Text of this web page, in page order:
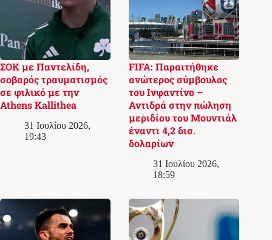
ΣΟΚ με Παντελίδη,
σοβαρός τραυματισμός
σε φιλικό με την
Athens Kallithea
31 Ιουλίου 2026,
19:43
FIFA: Παραιτήθηκε
ανώτερος σύμβουλος
του Ινφαντίνο –
Αντιδρά στην πώληση
μεριδίου του Μουντιάλ
έναντι 4,2 δισ.
δολαρίων
31 Ιουλίου 2026,
18:59